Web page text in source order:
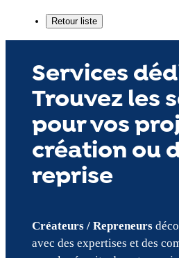
Services
Trouvez les
pour vos
création ou
reprise
Créateurs / Repreneurs
avec des expertises et des